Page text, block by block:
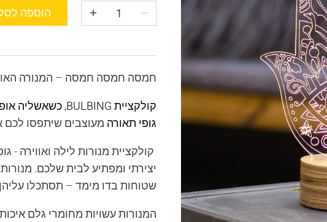
הוספה
חמסה חמסה חמסה – המנורה
קולקציית BULBING, כשאשליה
גופי תאורה מעוצבים שיתפסו לכם
קולקציית מנורות לילה ואווירה -
יצירתי ומפתיע לבית שלכם.
שטוחות בדו מימד – תסתכלו
המנורות עשויות מחומרי גלם